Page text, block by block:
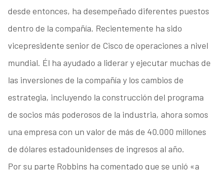
desde entonces, ha desempeñado diferentes puestos
dentro de la compañía. Recientemente ha sido
vicepresidente senior de Cisco de operaciones a nivel
mundial. Él ha ayudado a liderar y ejecutar muchas de
las inversiones de la compañía y los cambios de
estrategia, incluyendo la construcción del programa
de socios más poderosos de la industria, ahora somos
una empresa con un valor de más de 40.000 millones
de dólares estadounidenses de ingresos al año.
Por su parte Robbins ha comentado que se unió «a